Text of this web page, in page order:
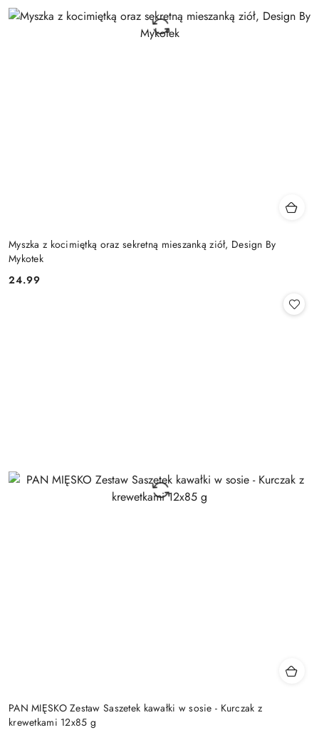
Myszka z kocimiętką oraz sekretną mieszanką ziół, Design By
Mykotek
Cena:
24.99
PAN MIĘSKO Zestaw Saszetek kawałki w sosie - Kurczak z
krewetkami 12x85 g